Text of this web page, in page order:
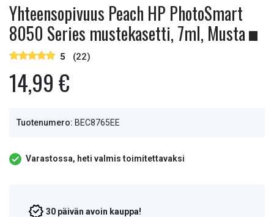
Yhteensopivuus Peach HP PhotoSmart
8050 Series mustekasetti, 7ml, Musta
5 (22)
14,99 €
Tuotenumero: BEC8765EE
Varastossa, heti valmis toimitettavaksi
30 päivän avoin kauppa!